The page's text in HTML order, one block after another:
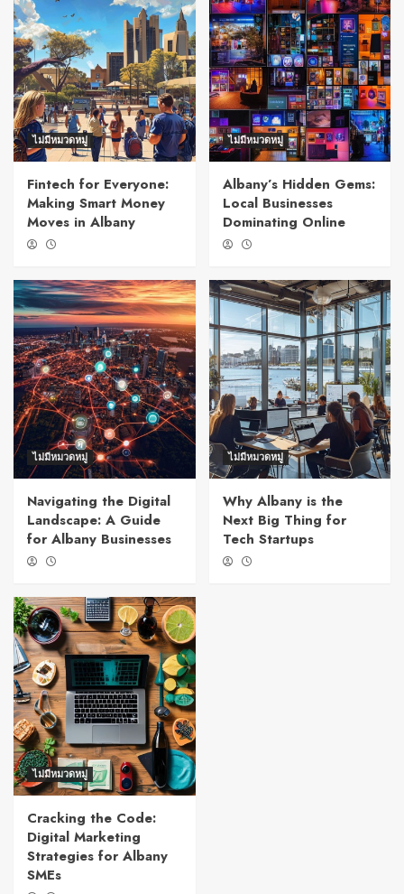
ไม่มีหมวดหมู่
Fintech for Everyone:
Making Smart Money
Moves in Albany
ไม่มีหมวดหมู่
Albany’s Hidden Gems:
Local Businesses
Dominating Online
ไม่มีหมวดหมู่
Navigating the Digital
Landscape: A Guide
for Albany Businesses
ไม่มีหมวดหมู่
Why Albany is the
Next Big Thing for
Tech Startups
ไม่มีหมวดหมู่
Cracking the Code:
Digital Marketing
Strategies for Albany
SMEs